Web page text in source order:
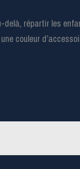
répartir les
couleur